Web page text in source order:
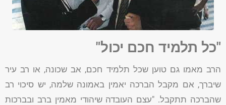
"כל תלמיד חכם יכול"
הרב מאמו גם טוען שכל תלמיד חכם, אב שכונה, או רב עיר
שיברך, אם מקבל הברכה יאמין באמונה שלמה, יש סיכוי רב
שהברכה תתקבל. "עצם העובדה שיהודי מאמין ברב ובברכות